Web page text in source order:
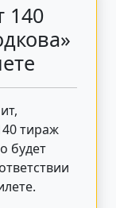
140
тираж
будет